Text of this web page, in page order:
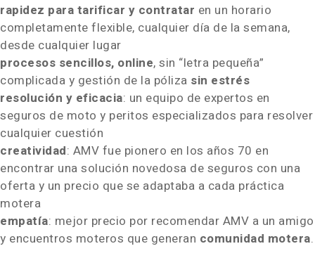
rapidez para tarificar y contratar en un horario
completamente flexible, cualquier día de la semana,
desde cualquier lugar
procesos sencillos, online, sin “letra pequeña”
complicada y gestión de la póliza sin estrés
resolución y eficacia: un equipo de expertos en
seguros de moto y peritos especializados para resolver
cualquier cuestión
creatividad: AMV fue pionero en los años 70 en
encontrar una solución novedosa de seguros con una
oferta y un precio que se adaptaba a cada práctica
motera
empatía: mejor precio por recomendar AMV a un amigo
y encuentros moteros que generan comunidad motera.